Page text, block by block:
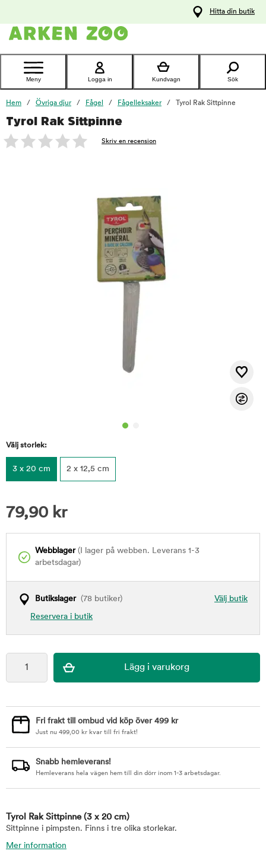
Kontakta
Hitta din butik
Meny Logga in Kundvagn Sök
Hem Övriga djur Fågel Fågelleksaker Tyrol Rak Sittpinne
Tyrol Rak Sittpinne
Skriv en recension
Välj storlek:
3 x 20 cm 2 x 12,5 cm
79,90 kr
Webblager(I lager på webben. Leverans 1-3
arbetsdagar)
Välj butik
Butikslager(78 butiker)
Reservera i butik
foo
Fri frakt till ombud vid köp över 499 kr
Just nu 499,00 kr kvar till fri frakt!
Snabb hemleverans!
Hemleverans hela vägen hem till din dörr inom 1-3 arbetsdagar.
Tyrol Rak Sittpinne (3 x 20 cm)
Sittpinne i pimpsten. Finns i tre olika storlekar.
Mer information